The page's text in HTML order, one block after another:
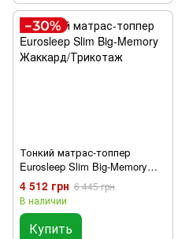
Тонкий матрас-топпер
Eurosleep Slim Big-Memory
Жаккард/Трикотаж
4 512 грн 6 445 грн
В наличии
Купить